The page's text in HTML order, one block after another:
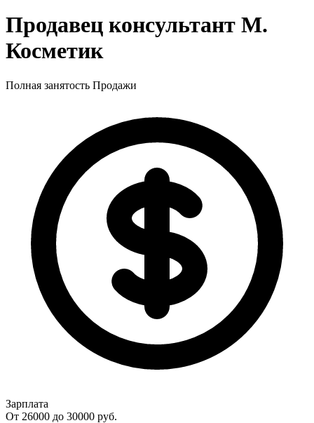
Продавец консультант М.
Косметик
Полная занятость Продажи
Зарплата
От 26000 до 30000 руб.